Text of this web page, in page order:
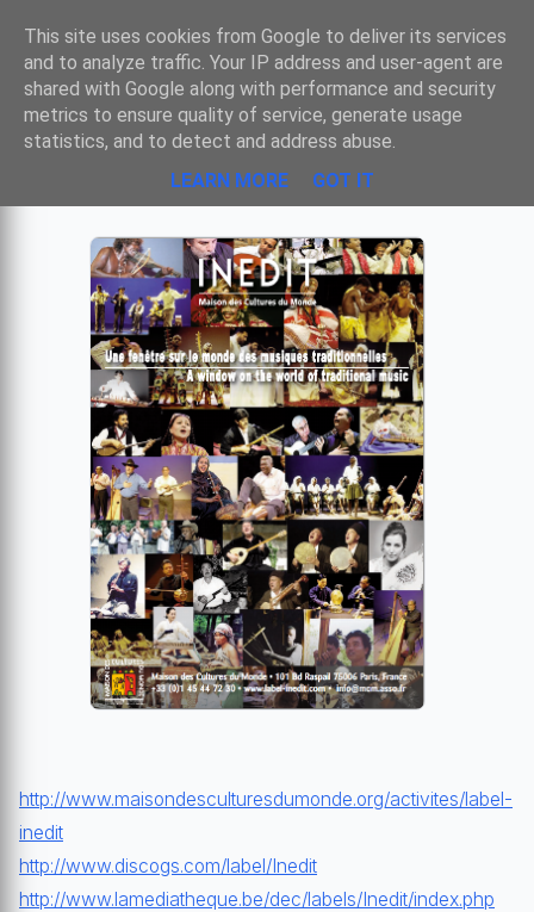
Sombre
INEDIT DISCOGRAPHIE
http://www.maisondesculturesdumonde.org/activites/label-
inedit
http://www.discogs.com/label/Inedit
http://www.lamediatheque.be/dec/labels/Inedit/index.php
This site uses cookies from Google to deliver its services
and to analyze traffic. Your IP address and user-agent are
shared with Google along with performance and security
metrics to ensure quality of service, generate usage
statistics, and to detect and address abuse.
LEARN MORE
GOT IT